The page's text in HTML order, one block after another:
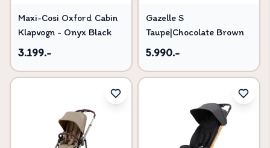
Maxi-Cosi Oxford Cabin
Klapvogn - Onyx Black
3.199.-
Gazelle S
Taupe|Chocolate Brown
5.990.-